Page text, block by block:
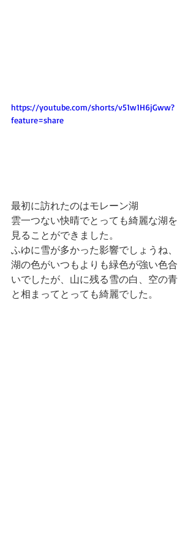
https://youtube.com/shorts/v51w1H6jGww?
feature=share
最初に訪れたのはモレーン湖
雲一つない快晴でとっても綺麗な湖を
見ることができました。
ふゆに雪が多かった影響でしょうね、
湖の色がいつもよりも緑色が強い色合
いでしたが、山に残る雪の白、空の青
と相まってとっても綺麗でした。